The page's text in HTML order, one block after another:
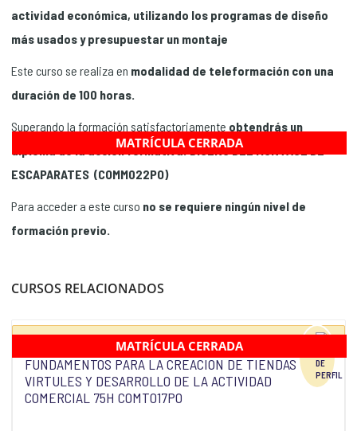
actividad económica, utilizando los programas de diseño
más usados y presupuestar un montaje
Este curso se realiza en modalidad de teleformación con una
duración de 100 horas.
Superando la formación satisfactoriamente obtendrás un
diploma de la acción formativa: DISEÑO DEL MONTAJE DE
ESCAPARATES (COMM022PO)
Para acceder a este curso no se requiere ningún nivel de
formación previo.
CURSOS RELACIONADOS
FUNDAMENTOS PARA LA CREACION DE TIENDAS
VIRTULES Y DESARROLLO DE LA ACTIVIDAD
COMERCIAL 75H COMT017PO
MATRÍCULA CERRADA
MATRÍCULA CERRADA